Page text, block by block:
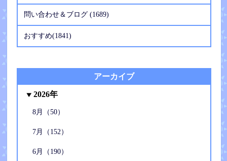
問い合わせ＆ブログ (1689)
おすすめ(1841)
アーカイブ
2026年
8月（50）
7月（152）
6月（190）